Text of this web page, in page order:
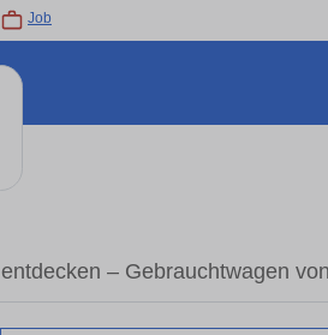
Job
– Gebrauchtwagen